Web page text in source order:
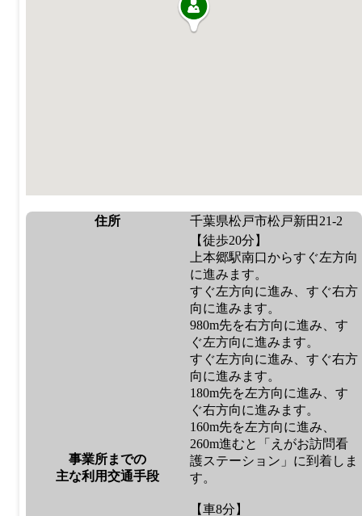
住所 千葉県松戸市松戸新田21-2
事業所までの
主な利用交通手段
【徒歩20分】
上本郷駅南口からすぐ左方向
に進みます。
すぐ左方向に進み、すぐ右方
向に進みます。
980m先を右方向に進み、す
ぐ左方向に進みます。
すぐ左方向に進み、すぐ右方
向に進みます。
180m先を左方向に進み、す
ぐ右方向に進みます。
160m先を左方向に進み、
260m進むと「えがお訪問看
護ステーション」に到着しま
す。
【車8分】